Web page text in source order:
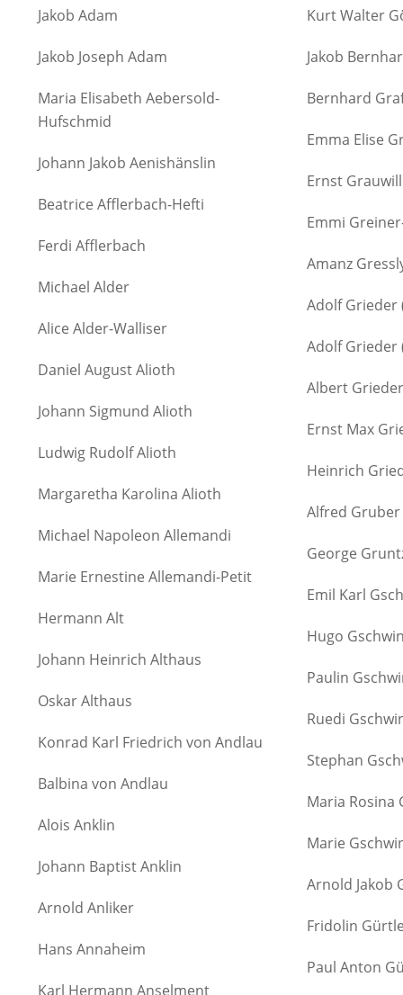
Jakob Adam
Jakob Joseph Adam
Maria Elisabeth Aebersold-
Hufschmid
Johann Jakob Aenishänslin
Beatrice Afflerbach-Hefti
Ferdi Afflerbach
Michael Alder
Alice Alder-Walliser
Daniel August Alioth
Johann Sigmund Alioth
Ludwig Rudolf Alioth
Margaretha Karolina Alioth
Michael Napoleon Allemandi
Marie Ernestine Allemandi-Petit
Hermann Alt
Johann Heinrich Althaus
Oskar Althaus
Konrad Karl Friedrich von Andlau
Balbina von Andlau
Alois Anklin
Johann Baptist Anklin
Arnold Anliker
Hans Annaheim
Karl Hermann Anselment
Kurt Walter
Jakob
Bernhard
Emma Elise
Ernst
Emmi
Amanz
Adolf Grieder
Adolf Grieder
Albert Grieder
Ernst Max
Heinrich
Alfred Gruber
George
Emil Karl
Hugo
Paulin
Ruedi
Stephan
Maria Rosina
Marie
Arnold Jakob
Fridolin
Paul Anton